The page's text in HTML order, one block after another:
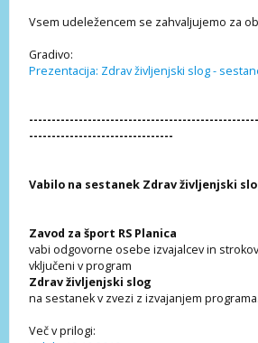
Vsem udeležencem se zahvaljujemo za
Gradivo:
Prezentacija: Zdrav življenjski slog -
--------------------------------
Vabilo na sestanek Zdrav življenjski
Zavod za šport RS Planica
vabi odgovorne osebe izvajalcev in
vključeni v program
Zdrav življenjski slog
na sestanek v zvezi z izvajanjem programa.
Več v prilogi: